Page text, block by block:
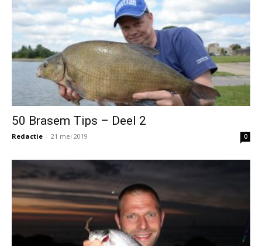
50 Brasem Tips – Deel 2
Redactie - 21 mei 2019 0